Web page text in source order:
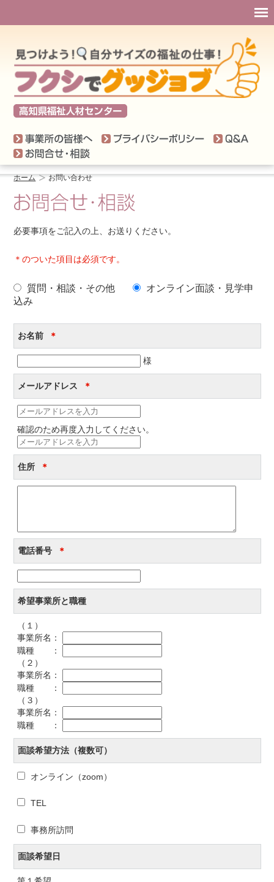
事業所の皆様へ プライバシ
ホーム お問い合わせ
必要事項をご記入の上、お送りください。
＊のついた項目は必須です。
質問・相談・その他
オンライン面談・見学申
込み
お名前 ＊
様
メールアドレス ＊
確認のため再度入力してください。
住所 ＊
電話番号 ＊
希望事業所と職種
（１）
事業所名：
職種 ：
（２）
事業所名：
職種 ：
（３）
事業所名：
職種 ：
面談希望方法（複数可）
オンライン（zoom）
TEL
事務所訪問
面談希望日